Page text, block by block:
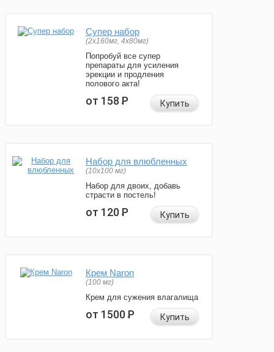
Супер набор
(2х160мг, 4х80мг)
Попробуй все супер
препараты для усиления
эрекции и продления
полового акта!
от 158Р Купить
Набор для влюбленных
(10х100 мг)
Набор для двоих, добавь
страсти в постель!
от 120Р Купить
Крем Naron
(100 мг)
Крем для сужения влагалища
от 1500Р Купить